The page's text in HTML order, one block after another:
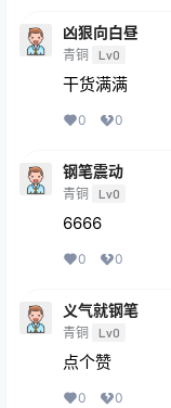
凶狠向白昼
青铜 Lv0
干货满满
0 0
钢笔震动
青铜 Lv0
6666
0 0
义气就钢笔
青铜 Lv0
点个赞
0 0